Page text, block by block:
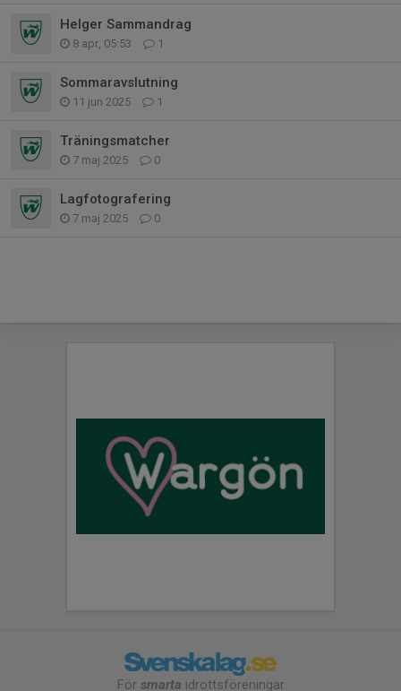
Helger Sammandrag
8 apr, 05:53 1
Sommaravslutning
11 jun 2025 1
Träningsmatcher
7 maj 2025 0
Lagfotografering
7 maj 2025 0
För smarta idrottsföreningar